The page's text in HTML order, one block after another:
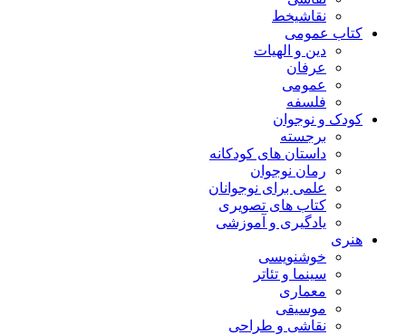
نقاشیخط
کتاب عمومی
دین و الهیات
عرفان
عمومی
فلسفه
کودک و نوجوان
برجسته
داستان های کودکانه
رمان نوجوان
علمی برای نوجوانان
کتاب های تصویری
یادگیری و آموزشی
هنری
خوشنویسی
سینما و تئاتر
معماری
موسیقی
نقاشی و طراحی